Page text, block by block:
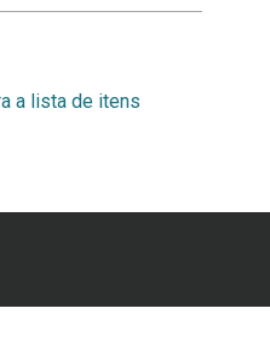
a lista de itens